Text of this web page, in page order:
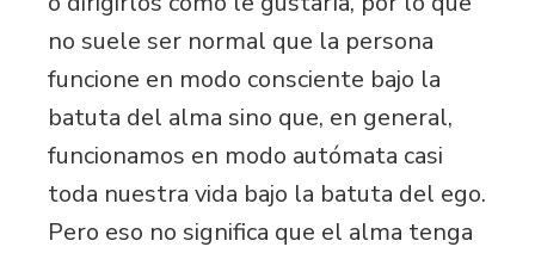
no suele ser normal que la persona
funcione en modo consciente bajo la
batuta del alma sino que, en general,
funcionamos en modo autómata casi
toda nuestra vida bajo la batuta del ego.
Pero eso no significa que el alma tenga